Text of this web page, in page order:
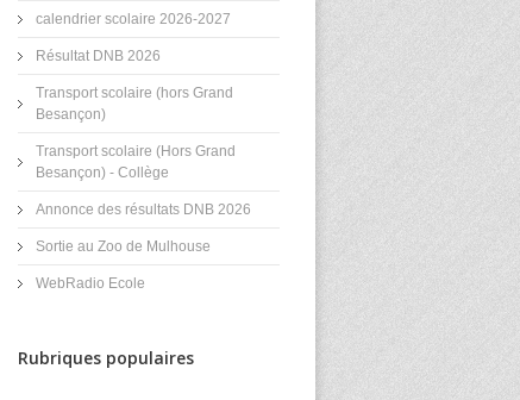
calendrier scolaire 2026-2027
Résultat DNB 2026
Transport scolaire (hors Grand
Besançon)
Transport scolaire (Hors Grand
Besançon) - Collège
Annonce des résultats DNB 2026
Sortie au Zoo de Mulhouse
WebRadio Ecole
Rubriques populaires